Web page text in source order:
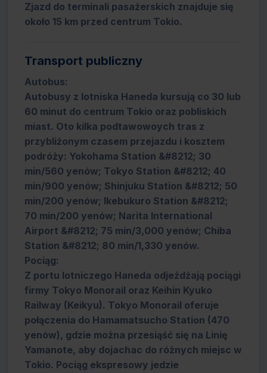
Zjazd do terminali pasażerskich znajduje się
około 15 km przed centrum Tokio.
Transport publiczny
Autobus:
Autobusy z lotniska Haneda kursują co 30 lub
60 minut do centrum Tokio oraz pobliskich
miast. Oto kilka podtawowoych tras z
przybliżonym czasem przejazdu i kosztem
podróży: Yokohama Station &#8212; 30
min/560 yenów; Tokyo Station &#8212; 40
min/900 yenów; Shinjuku Station &#8212; 50
min/200 yenów; Ikebukuro Station &#8212;
70 min/200 yenów; Narita International
Airport &#8212; 75 min/3,000 yenów; Chiba
Station &#8212; 80 min/1,330 yenów.
Pociąg:
Z portu lotniczego Haneda odjeżdżają pociągi
firmy Tokyo Monorail oraz Keihin Kyuko
Railway (Keikyu). Tokyo Monorail oferuje
połączenia do Hamamatsucho Station (470
yenów), gdzie można przesiąść się na Linię
Yamanote, aby dojachac do różnych miejsc w
Tokio. Pociąg ekspresowy jedzie